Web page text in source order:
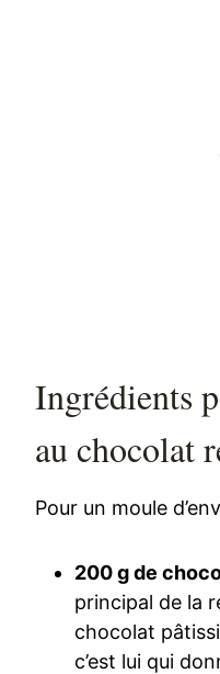
Ingrédients
au chocolat
Pour un moule
200 g de
principal de la
chocolat
c’est lui qui